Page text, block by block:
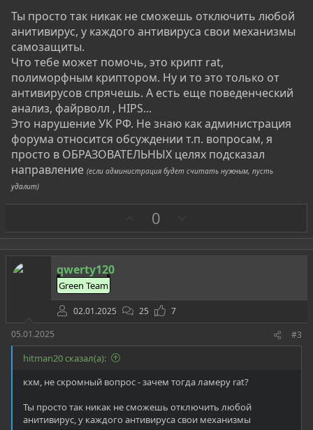
Ты просто так никак не сможешь отключить любой
анитивирус, у каждого антивируса свои механизмы
самозащиты.
Что тебе может помочь, это крипт rat,
полиморфным криптором. Ну и то это только от
антивирусов спрячешь. А есть еще поведенческий
анализ, файрволл , HIPS...
Это нарушение УК РФ. Не знаю как администрация
форума относится обсуждении т.п. вопросам, я
просто в ОБРАЗОВАТЕЛЬНЫХ целях подсказал
направление (если администрация будет считать нужным, пусть
удалит)
а
0
р
о
qwerty120
Green Team
02.01.2025 25
7
05.01.2025
#3
hitman20 сказал(а):
кхм, не скромный вопрос - зачем тогда ламеру rat?
Ты просто так никак не сможешь отключить любой
анитивирус, у каждого антивируса свои механизмы